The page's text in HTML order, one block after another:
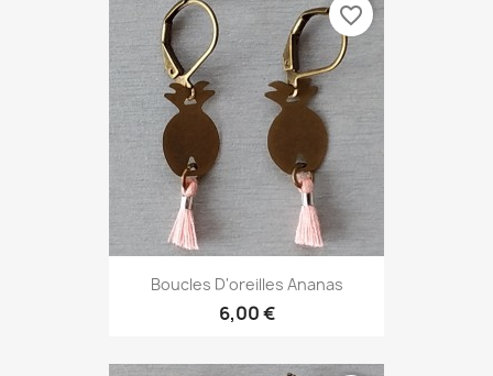
Boucles D'oreilles Ananas
6,00 €
favorite_border